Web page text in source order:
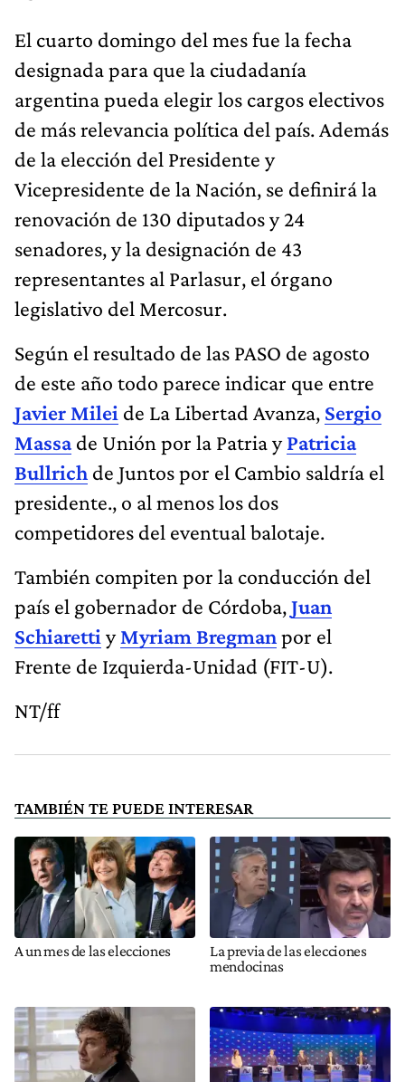
El cuarto domingo del mes fue la fecha
designada para que la ciudadanía
argentina pueda elegir los cargos electivos
de más relevancia política del país. Además
de la elección del Presidente y
Vicepresidente de la Nación, se definirá la
renovación de 130 diputados y 24
senadores, y la designación de 43
representantes al Parlasur, el órgano
legislativo del Mercosur.
Según el resultado de las PASO de agosto
de este año todo parece indicar que entre
Javier Milei de La Libertad Avanza, Sergio
Massade Unión por la Patria yPatricia
Bullrich de Juntos por el Cambio saldría el
presidente., o al menos los dos
competidores del eventual balotaje.
También compiten por la conducción del
país el gobernador de Córdoba,Juan
Schiaretti yMyriam Bregmanpor el
Frente de Izquierda-Unidad (FIT-U).
NT/ff
TAMBIÉN TE PUEDE INTERESAR
A un mes de las elecciones
La previa de las elecciones
mendocinas